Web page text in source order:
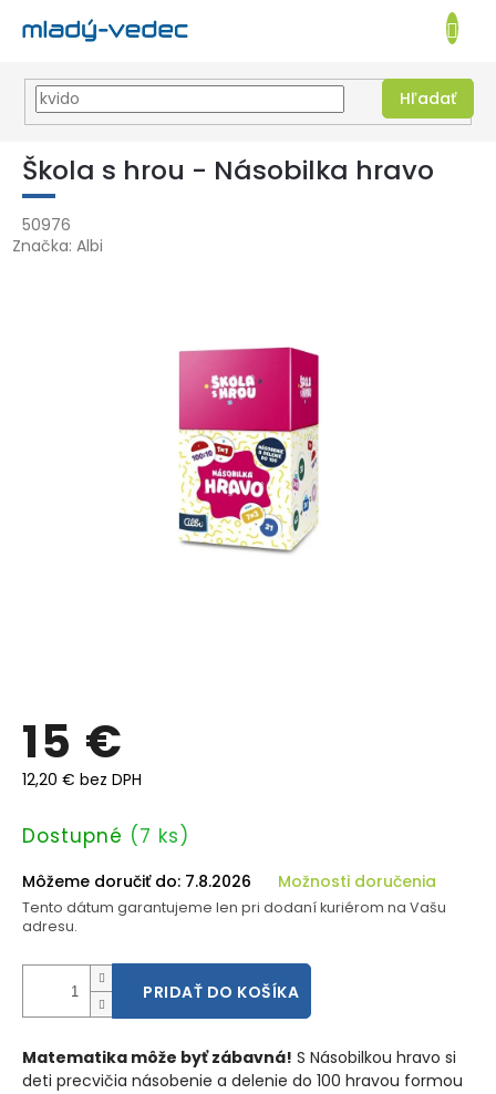
Prejsť
obsah
EUR
Hľadať
KOŠÍK
Škola s hrou - Násobilka hravo
50976
Značka: Albi
15 €
12,20 € bez DPH
Jednotková
Dostupné (7 ks)
Môžeme doručiť do: 7.8.2026 Možnosti doručenia
Tento dátum garantujeme len pri dodaní kuriérom na Vašu
adresu.
PRIDAŤ DO KOŠÍKA
Matematika môže byť zábavná! S Násobilkou hravo si
deti precvičia násobenie a delenie do 100 hravou formou